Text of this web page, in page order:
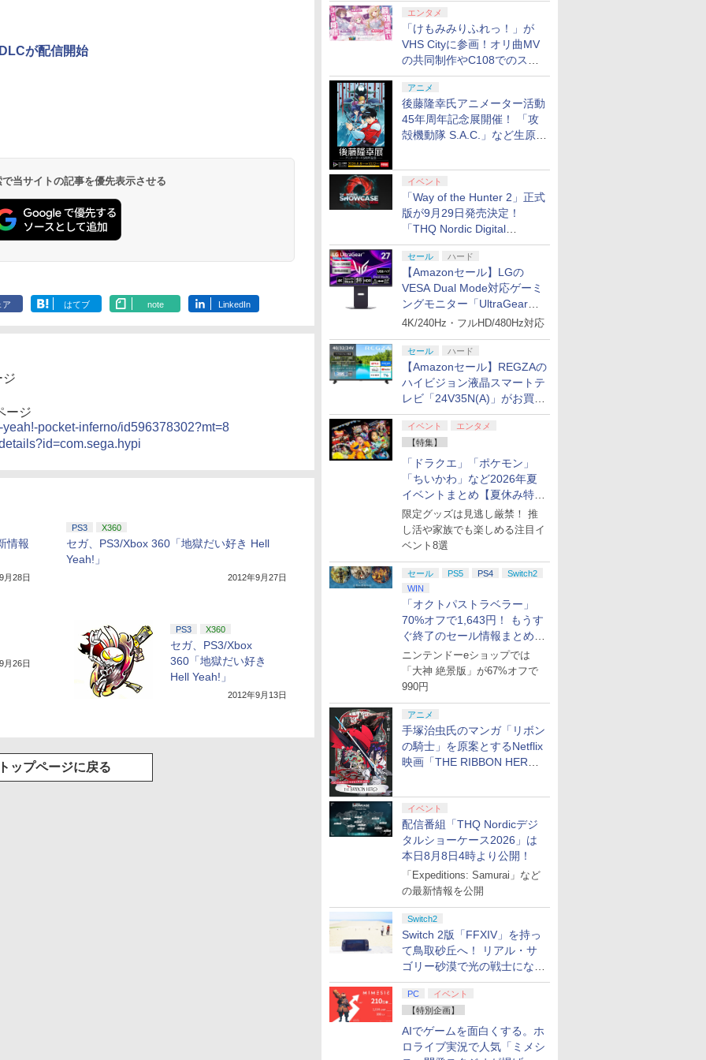
エンタメ
「けもみみりふれっ！」が
VHS Cityに参画！オリ曲MV
の共同制作やC108でのスペ
シャルコラボ広告を掲出
アニメ
後藤隆幸氏アニメーター活動
45年周年記念展開催！ 「攻
殻機動隊 S.A.C.」など生原
イベント
「Way of the Hunter 2」正式
版が9月29日発売決定！
「THQ Nordic Digital
Showcase 2026」まとめ
セール ハード
【Amazonセール】LGの
VESA Dual Mode対応ゲーミ
ングモニター「UltraGear
27G850A-B」がお買い得！
4K/240Hz・フルHD/480Hz対応
セール ハード
【Amazonセール】REGZAの
ハイビジョン液晶スマートテ
レビ「24V35N(A)」がお買い
得！
イベント
エンタメ
【特集】
「ドラクエ」「ポケモン」
「ちいかわ」など2026年夏
イベントまとめ【夏休み特
集】
限定グッズは見逃し厳禁！ 推
し活や家族でも楽しめる注目イ
ベント8選
セール PS5 PS4
Switch2
WIN
「オクトパストラベラー」
70%オフで1,643円！ もうす
ぐ終了のセール情報まとめ
【8月8日更新】
ニンテンドーeショップでは
「大神 絶景版」が67%オフで
990円
アニメ
手塚治虫氏のマンガ「リボン
の騎士」を原案とするNetflix
映画「THE RIBBON HERO
イベント
配信番組「THQ Nordicデジ
タルショーケース2026」は
本日8月8日4時より公開！
「Expeditions: Samurai」など
の最新情報を公開
Switch2
Switch 2版「FFXIV」を持っ
て鳥取砂丘へ！ リアル・サ
ゴリー砂漠で光の戦士になっ
てみた
PC
イベント
【特別企画】
AIでゲームを面白くする。ホ
ロライブ実況で人気「ミメシ
が配信開始
当サイトの記事を優先表示させる
ア はてブ note LinkedIn
ジ
ージ
pocket-inferno/id596378302?mt=8
情報
月28日
PS3 X360
セガ、PS3/Xbox 360「地獄だい好き Hell
Yeah!」
2012年9月27日
月26日
PS3 X360
セガ、PS3/Xbox
360「地獄だい好き
Hell Yeah!」
2012年9月13日
ップページに戻る